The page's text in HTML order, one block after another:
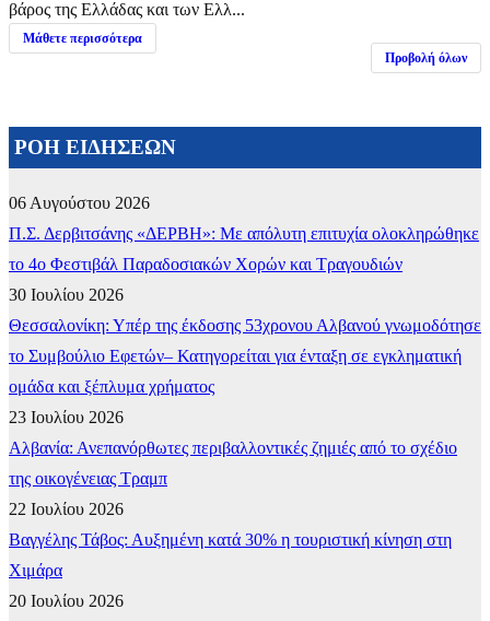
βάρος της Ελλάδας και των Ελλ...
Μάθετε περισσότερα
Προβολή όλων
ΡΟΗ ΕΙΔΗΣΕΩΝ
06 Αυγούστου 2026
Π.Σ. Δερβιτσάνης «ΔΕΡΒΗ»: Με απόλυτη επιτυχία ολοκληρώθηκε
το 4ο Φεστιβάλ Παραδοσιακών Χορών και Τραγουδιών
30 Ιουλίου 2026
Θεσσαλονίκη: Υπέρ της έκδοσης 53χρονου Αλβανού γνωμοδότησε
το Συμβούλιο Εφετών– Κατηγορείται για ένταξη σε εγκληματική
ομάδα και ξέπλυμα χρήματος
23 Ιουλίου 2026
Αλβανία: Ανεπανόρθωτες περιβαλλοντικές ζημιές από το σχέδιο
της οικογένειας Τραμπ
22 Ιουλίου 2026
Βαγγέλης Τάβος: Αυξημένη κατά 30% η τουριστική κίνηση στη
Χιμάρα
20 Ιουλίου 2026